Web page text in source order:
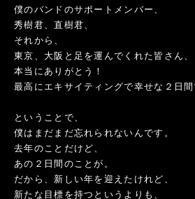
僕のバンドのサポートメンバー、
秀樹君、直樹君、
それから、
東京、大阪と足を運んでくれた皆さん、
本当にありがとう！
最高にエキサイティングで幸せな２日間
ということで、
僕はまだまだ忘れられないんです。
去年のことだけど、
あの２日間のことが。
だから、新しい年を迎えたけれど、
新たな目標を持つというよりも、